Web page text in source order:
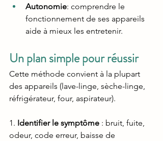
Autonomie: comprendre le
fonctionnement de ses appareils
aide à mieux les entretenir.
Un plan simple pour réussir
Cette méthode convient à la plupart
des appareils (lave-linge, sèche-linge,
réfrigérateur, four, aspirateur).
1. Identifier le symptôme : bruit, fuite,
odeur, code erreur, baisse de